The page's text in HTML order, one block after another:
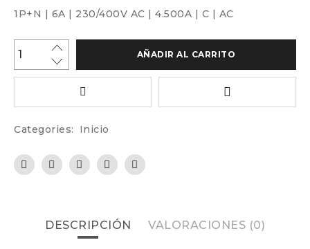
1P+N | 6A | 230/400V AC | 4.500A | C | AC
AÑADIR AL CARRITO
Categories: Inicio
DESCRIPCIÓN VALORACIONES (0)